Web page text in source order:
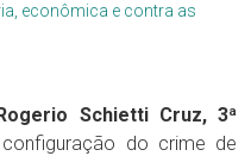
econômica e contra as
Schietti Cruz, 3ª
do crime de